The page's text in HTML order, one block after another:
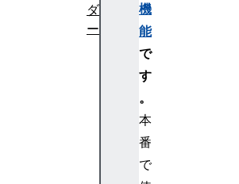
機
能
で
す
。
本
番
で
ダ
ー